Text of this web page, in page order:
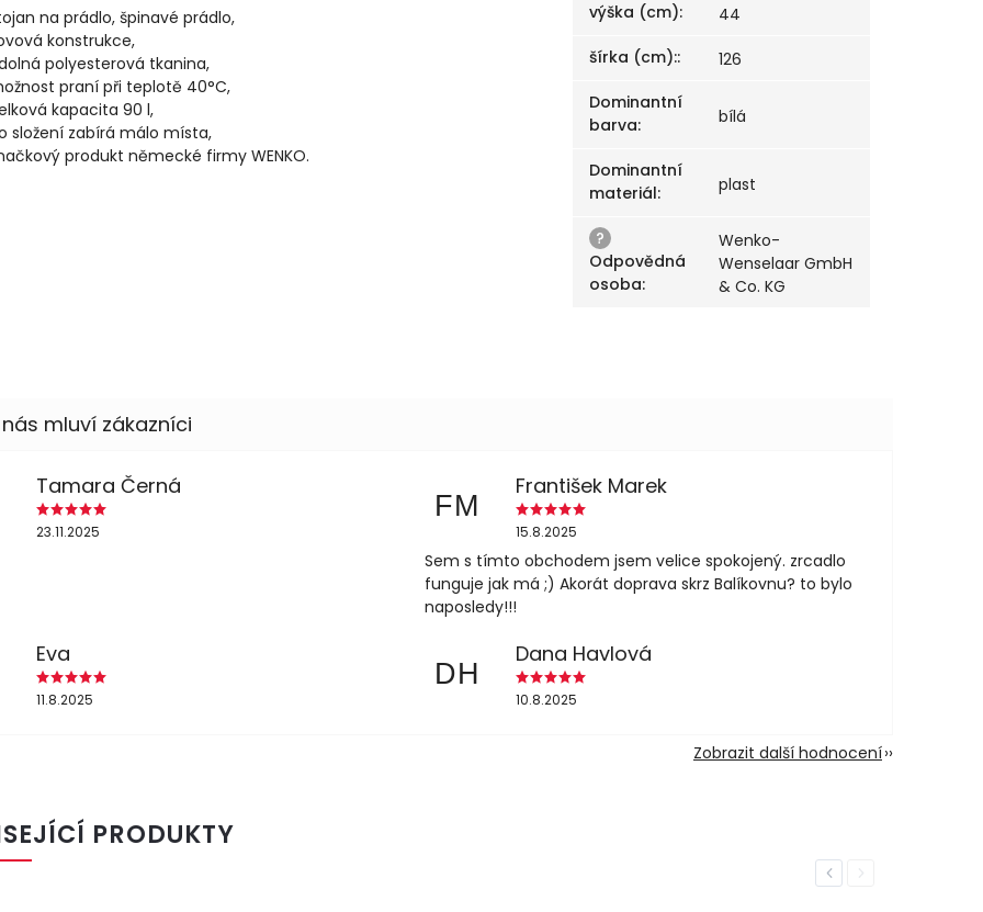
na prádlo, špinavé prádlo,
konstrukce,
polyesterová tkanina,
praní při teplotě 40°C,
kapacita 90 l,
složení zabírá málo místa,
produkt německé firmy WENKO.
výška (cm):
44
šírka (cm)::
126
Dominantní
barva: bílá
Dominantní
materiál: plast
?
Odpovědná
osoba:
Wenko-
Wenselaar GmbH
& Co. KG
Tamara Černá
23.11.2025
FM
František Marek
15.8.2025
Sem s tímto obchodem jsem velice spokojený. zrcadlo
funguje jak má ;) Akorát doprava skrz Balíkovnu? to bylo
naposledy!!!
Eva
11.8.2025
DH
Dana Havlová
10.8.2025
Zobrazit další hodnocení
PRODUKTY
PreviousNext